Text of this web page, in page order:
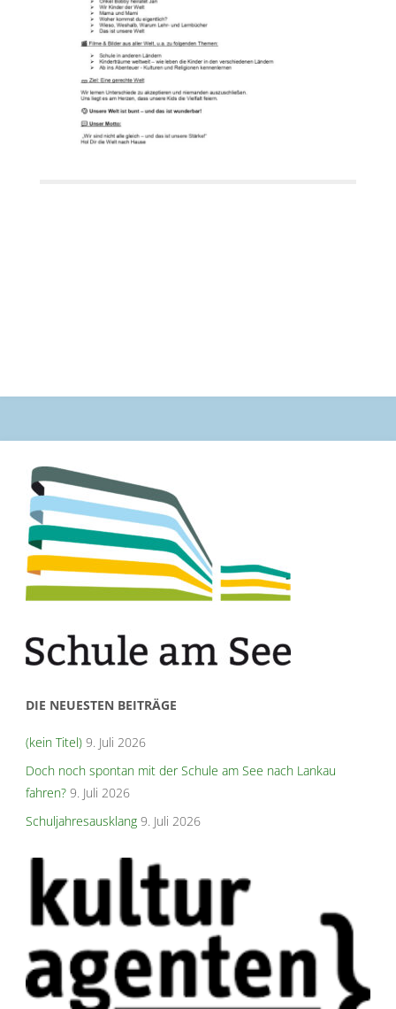
DIE NEUESTEN BEITRÄGE
(kein Titel) 9. Juli 2026
Doch noch spontan mit der Schule am See nach Lankau
fahren? 9. Juli 2026
Schuljahresausklang 9. Juli 2026